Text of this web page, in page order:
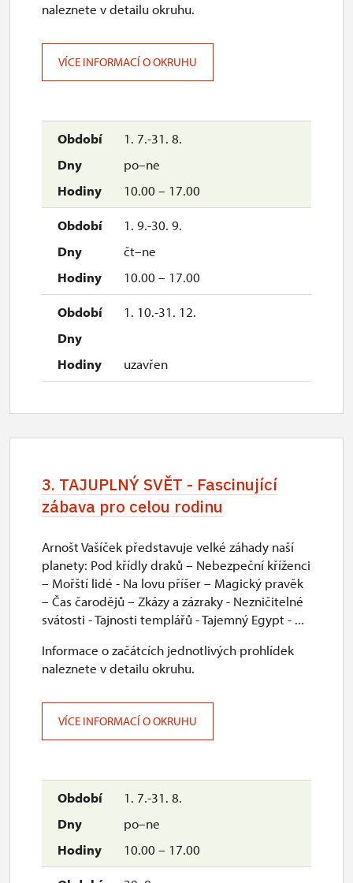
1. 7.-31. 8.
po–ne
10.00 – 17.00
1. 9.-30. 9.
čt–ne
10.00 – 17.00
1. 10.-31. 12.
uzavřen
naleznete v detailu okruhu.
VÍCE INFORMACÍ O OKRUHU
3. TAJUPLNÝ SVĚT - Fascinující
zábava pro celou rodinu
1. 7.-31. 8.
po–ne
10.00 – 17.00
Arnošt Vašíček představuje velké záhady naší
planety: Pod křídly draků – Nebezpeční kříženci
– Mořští lidé - Na lovu příšer – Magický pravěk
– Čas čarodějů – Zkázy a zázraky - Nezničitelné
svátosti - Tajnosti templářů - Tajemný Egypt - ...
Informace o začátcích jednotlivých prohlídek
naleznete v detailu okruhu.
VÍCE INFORMACÍ O OKRUHU